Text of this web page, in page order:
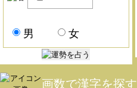
男 女
画数で漢字を探す